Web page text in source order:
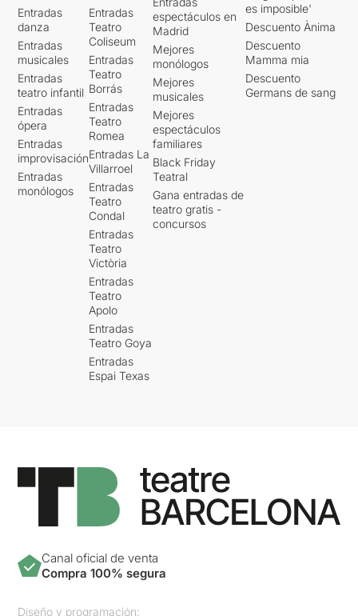
Entradas
danza
Entradas
musicales
Entradas
teatro infantil
Entradas
ópera
Entradas
improvisación
Entradas
monólogos
Entradas
Teatro
Coliseum
Entradas
Teatro
Borrás
Entradas
Teatro
Romea
Entradas La
Villarroel
Entradas
Teatro
Condal
Entradas
Teatro
Victòria
Entradas
Teatro
Apolo
Entradas
Teatro Goya
Entradas
Espai Texas
espectáculos en
Madrid
Mejores
monólogos
Mejores
musicales
Mejores
espectáculos
familiares
Black Friday
Teatral
Gana entradas de
teatro gratis -
concursos
es imposible'
Descuento Ànima
Descuento
Mamma mia
Descuento
Germans de sang
Canal oficial de venta
Compra 100% segura
Diseño y programación: